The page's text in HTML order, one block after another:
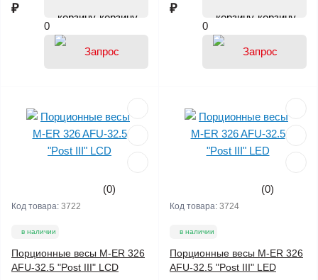
₽
корзину
0
₽
корзину
0
(0)
Код товара: 3722
в наличии
Порционные весы M-ER 326
AFU-32.5 "Post III" LCD
(0)
Код товара: 3724
в наличии
Порционные весы M-ER 326
AFU-32.5 "Post III" LED